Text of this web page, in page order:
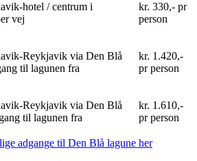
hotel / centrum i
vej
kr. 330,- pr
person
Reykjavik via Den Blå
til lagunen fra
kr. 1.420,-
pr person
Reykjavik via Den Blå
til lagunen fra
kr. 1.610,-
pr person
adgange til Den Blå lagune her